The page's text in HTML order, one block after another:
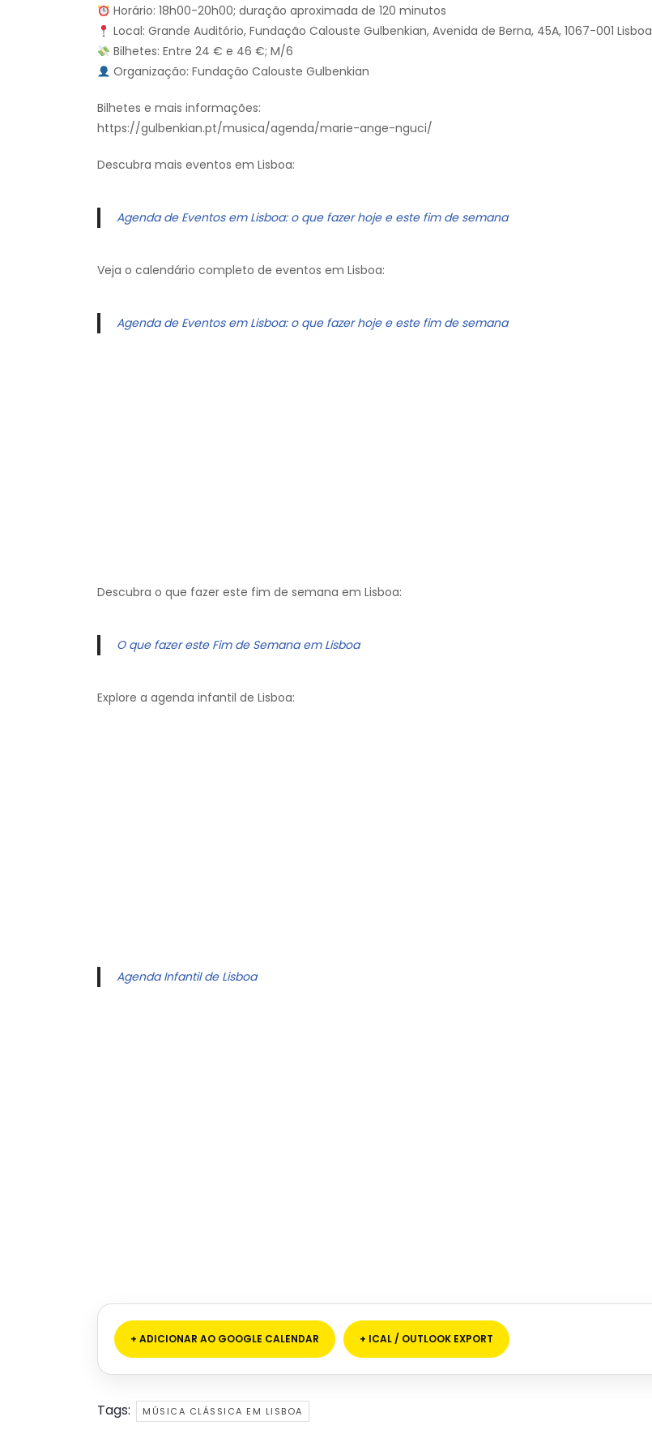
Horário: 18h00-20h00; duração aproximada de 120 minutos
Local: Grande Auditório, Fundação Calouste Gulbenkian, Avenida de Berna, 45A, 1067-001 Lisboa
Bilhetes: Entre 24 € e 46 €; M/6
Organização: Fundação Calouste Gulbenkian
Bilhetes e mais informações:
https://gulbenkian.pt/musica/agenda/marie-ange-nguci/
Descubra mais eventos em Lisboa:
Agenda de Eventos em Lisboa: o que fazer hoje e este fim de semana
Veja o calendário completo de eventos em Lisboa:
Agenda de Eventos em Lisboa: o que fazer hoje e este fim de semana
Descubra o que fazer este fim de semana em Lisboa:
O que fazer este Fim de Semana em Lisboa
Explore a agenda infantil de Lisboa:
Agenda Infantil de Lisboa
+ ADICIONAR AO GOOGLE CALENDAR + ICAL / OUTLOOK EXPORT
Tags: MÚSICA CLÁSSICA EM LISBOA